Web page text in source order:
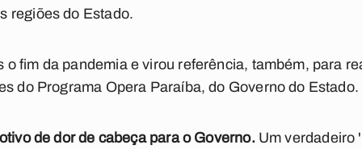
regiões do Estado.
o fim da pandemia e virou referência, também, para
do Programa Opera Paraíba, do Governo do Estado.
de dor de cabeça para o Governo.Um verdadeiro